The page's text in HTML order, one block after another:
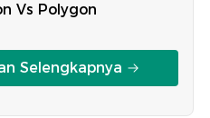
Vs Polygon
Selengkapnya